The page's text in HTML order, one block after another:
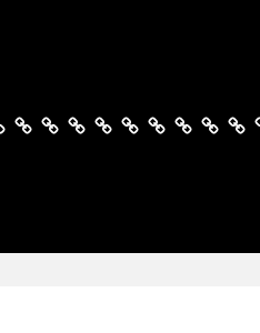
SportSantéCinémaÉducation
Football
Technologie
DiversScience